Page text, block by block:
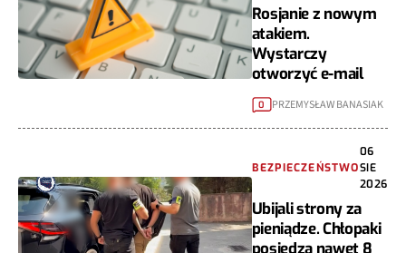
Rosjanie z nowym
atakiem.
Wystarczy
otworzyć e-mail
0 PRZEMYSŁAW BANASIAK
BEZPIECZEŃSTWO
06
SIE
2026
Ubijali strony za
pieniądze. Chłopaki
posiedzą nawet 8